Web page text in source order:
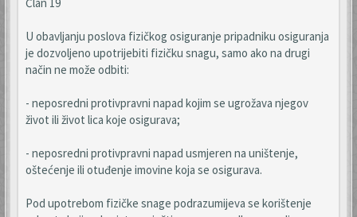
U obavljanju poslova fizičkog osiguranje pripadniku osiguranja
je dozvoljeno upotrijebiti fizičku snagu, samo ako na drugi
način ne može odbiti:
- neposredni protivpravni napad kojim se ugrožava njegov
život ili život lica koje osigurava;
- neposredni protivpravni napad usmjeren na uništenje,
oštećenje ili otuđenje imovine koja se osigurava.
Pod upotrebom fizičke snage podrazumijeva se korištenje